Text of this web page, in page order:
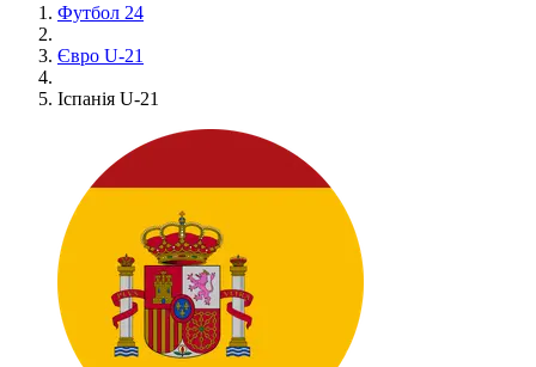
Футбол 24
Євро U-21
Іспанія U-21